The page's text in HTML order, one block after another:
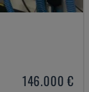
146.000 €